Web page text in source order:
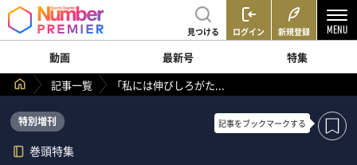
見つける ログイン 新規登録
動画 最新号
特集
記事一覧
「私には伸びしろがた...
特別増刊
巻頭特集
記事をブックマークする